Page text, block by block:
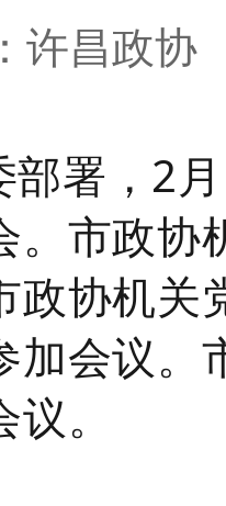
许昌政
署， 2月
。市政协
政协机关
加会议。
。